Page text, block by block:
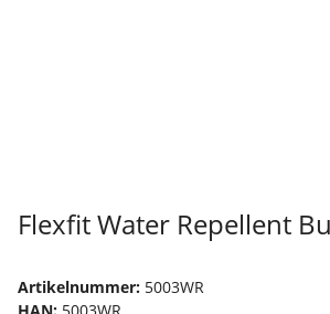
Flexfit Water Repellent
Artikelnummer: 5003WR